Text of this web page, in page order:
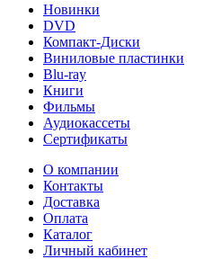
Новинки
DVD
Компакт-Диски
Виниловые пластинки
Blu-ray
Книги
Фильмы
Аудиокассеты
Сертификаты
О компании
Контакты
Доставка
Оплата
Каталог
Личный кабинет